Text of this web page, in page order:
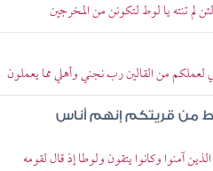
لم تنته يا لوط لتكونن من المخرجين
لعملكم من القالين رب نجني وأهلي مما يعملون
من قريتكم إنهم أناس
آمنوا وكانوا يتقون ولوطا إذ قال لقومه